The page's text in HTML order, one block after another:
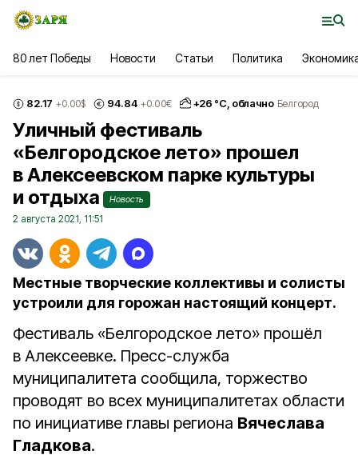
80 лет Победы Новости Статьи Политика
82.17 +0.00$ 94.84 +0.00€ +26 °С, облачно Белгород
Уличный фестиваль
«Белгородское лето» прошел
в Алексеевском парке культуры
и отдыха
Новость
2 августа 2021, 11:51
Местные творческие коллективы и солисты
устроили для горожан настоящий концерт.
Фестиваль «Белгородское лето» прошёл
в Алексеевке. Пресс-служба
муниципалитета сообщила, торжество
проводят во всех муниципалитетах области
по инициативе главы региона Вячеслава
Гладкова.